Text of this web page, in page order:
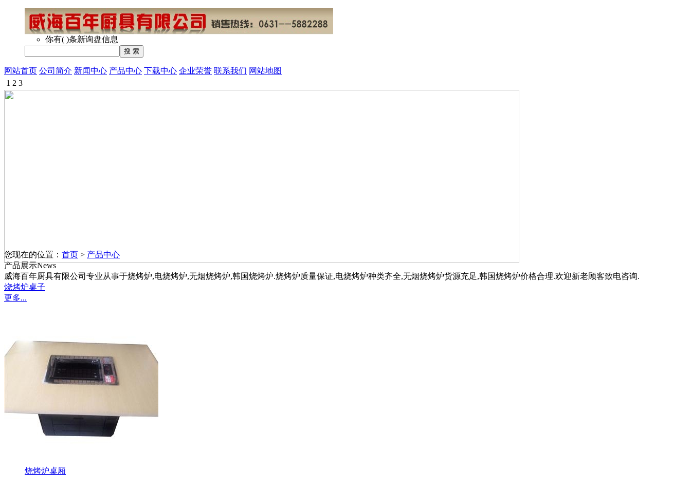
你有( )条新询盘信息
网站首页 公司简介 新闻中心 产品中心 下载中心 企业荣誉 联系我们 网站地图
1 2 3
您现在的位置： 首页 > 产品中心
产品展示News
威海百年厨具有限公司专业从事于烧烤炉,电烧烤炉,无烟烧烤炉,韩国烧烤炉.烧烤炉质量保证,电烧烤炉种类齐全,无烟烧烤炉货源充足,韩国烧烤炉价格合理.欢迎新老顾客致电咨询.
烧烤炉桌子
更多...
烧烤炉桌厢